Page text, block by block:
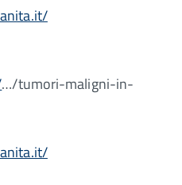
…/tumori-maligni-in-